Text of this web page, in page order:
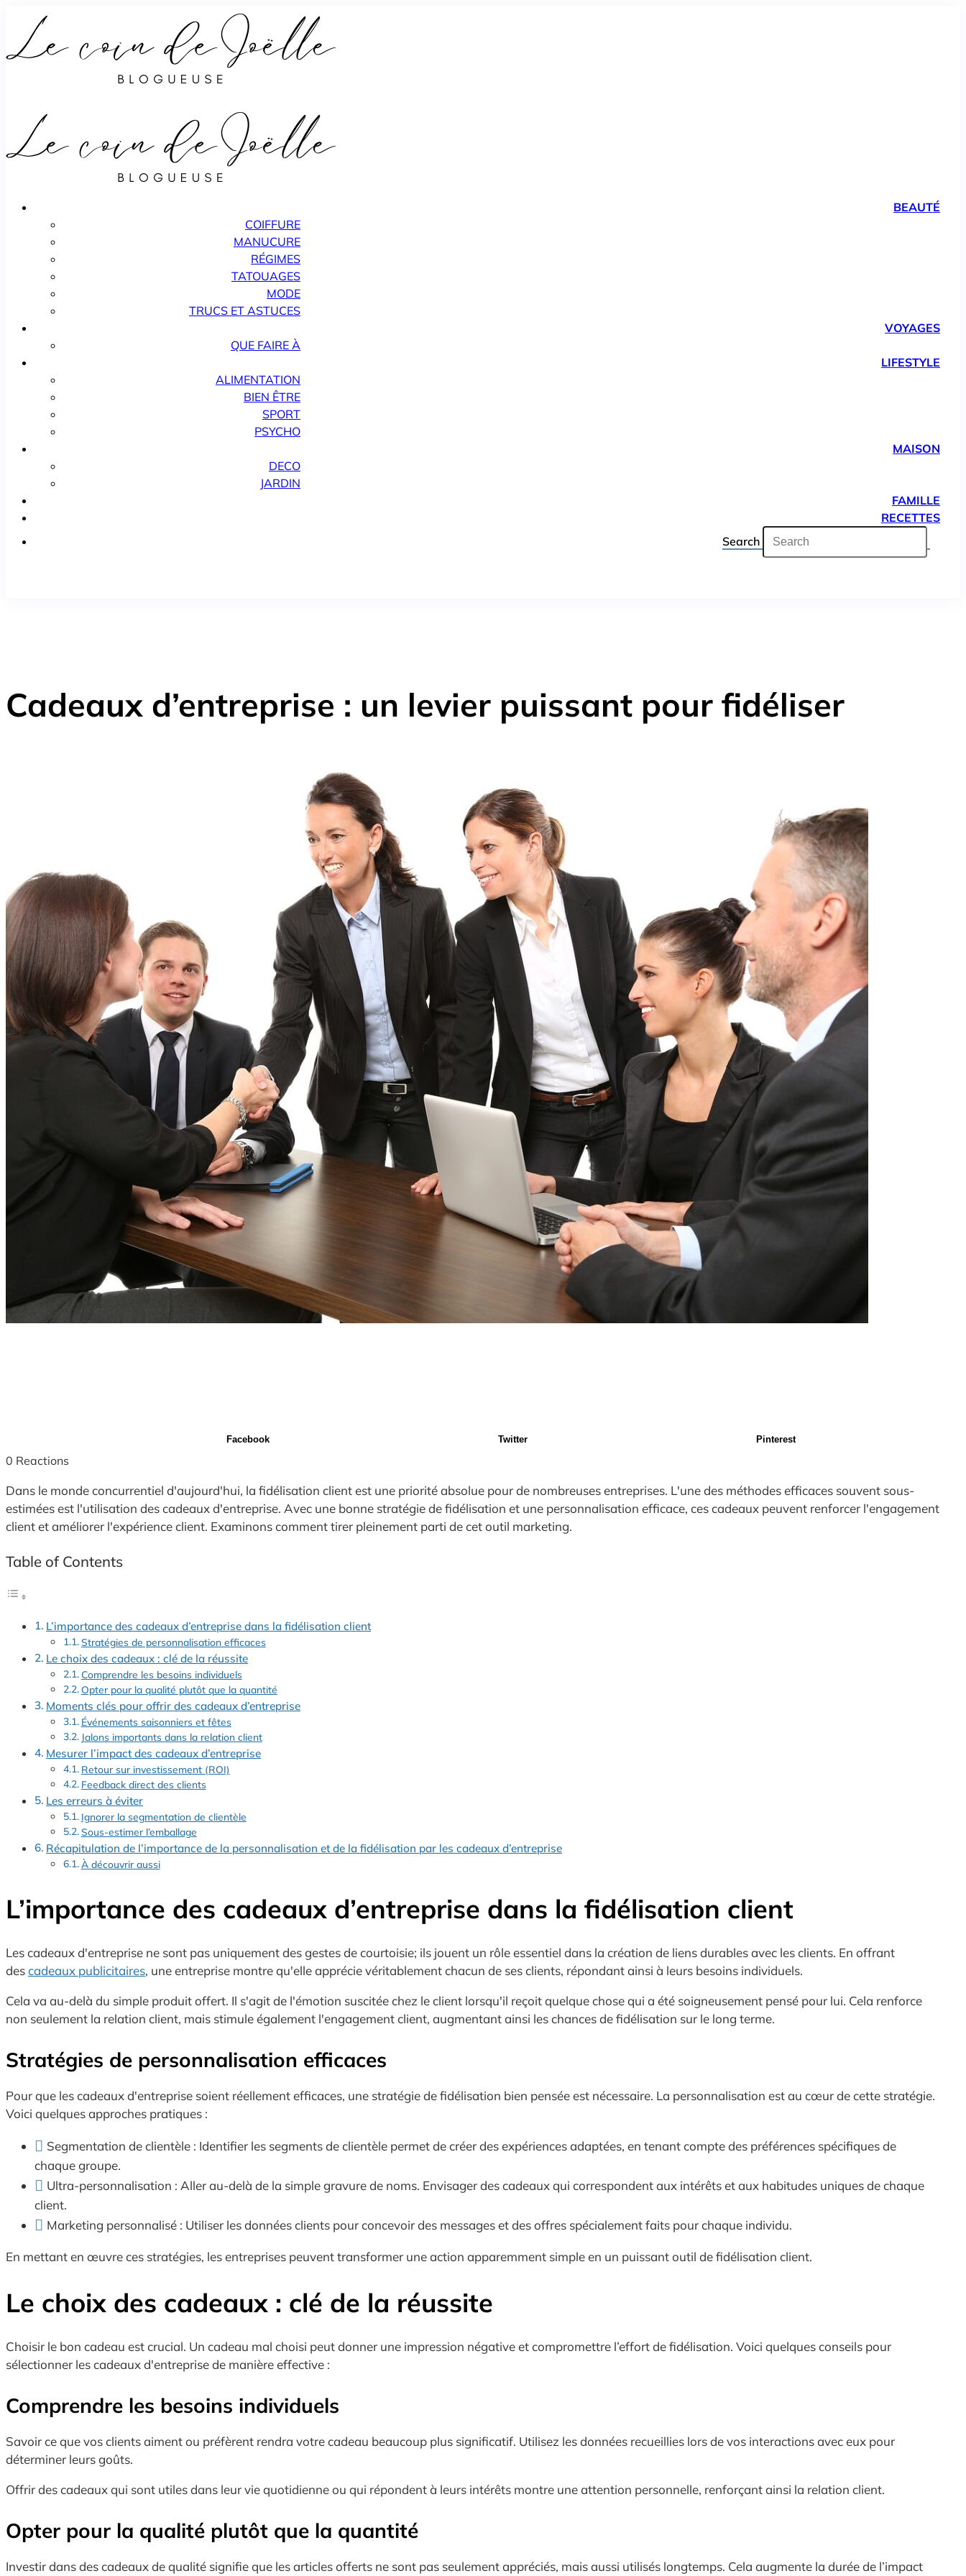
BEAUTÉ
COIFFURE
MANUCURE
RÉGIMES
TATOUAGES
MODE
TRUCS ET ASTUCES
VOYAGES
QUE FAIRE À
LIFESTYLE
ALIMENTATION
BIEN ÊTRE
SPORT
PSYCHO
MAISON
DECO
JARDIN
FAMILLE
RECETTES
Search
Cadeaux d’entreprise : un levier puissant pour fidéliser
Facebook Twitter Pinterest
0 Reactions
Dans le monde concurrentiel d'aujourd'hui, la fidélisation client est une priorité absolue pour de nombreuses entreprises. L'une des méthodes efficaces souvent sous-
estimées est l'utilisation des cadeaux d'entreprise. Avec une bonne stratégie de fidélisation et une personnalisation efficace, ces cadeaux peuvent renforcer l'engagement
client et améliorer l'expérience client. Examinons comment tirer pleinement parti de cet outil marketing.
Table of Contents
L’importance des cadeaux d’entreprise dans la fidélisation client
Stratégies de personnalisation efficaces
Le choix des cadeaux : clé de la réussite
Comprendre les besoins individuels
Opter pour la qualité plutôt que la quantité
Moments clés pour offrir des cadeaux d’entreprise
Événements saisonniers et fêtes
Jalons importants dans la relation client
Mesurer l’impact des cadeaux d’entreprise
Retour sur investissement (ROI)
Feedback direct des clients
Les erreurs à éviter
Ignorer la segmentation de clientèle
Sous-estimer l’emballage
Récapitulation de l’importance de la personnalisation et de la fidélisation par les cadeaux d’entreprise
À découvrir aussi
L’importance des cadeaux d’entreprise dans la fidélisation client
Les cadeaux d'entreprise ne sont pas uniquement des gestes de courtoisie; ils jouent un rôle essentiel dans la création de liens durables avec les clients. En offrant
descadeaux publicitaires, une entreprise montre qu'elle apprécie véritablement chacun de ses clients, répondant ainsi à leurs besoins individuels.
Cela va au-delà du simple produit offert. Il s'agit de l'émotion suscitée chez le client lorsqu'il reçoit quelque chose qui a été soigneusement pensé pour lui. Cela renforce
non seulement la relation client, mais stimule également l'engagement client, augmentant ainsi les chances de fidélisation sur le long terme.
Stratégies de personnalisation efficaces
Pour que les cadeaux d'entreprise soient réellement efficaces, une stratégie de fidélisation bien pensée est nécessaire. La personnalisation est au cœur de cette stratégie.
Voici quelques approches pratiques :
Segmentation de clientèle : Identifier les segments de clientèle permet de créer des expériences adaptées, en tenant compte des préférences spécifiques de
chaque groupe.
Ultra-personnalisation : Aller au-delà de la simple gravure de noms. Envisager des cadeaux qui correspondent aux intérêts et aux habitudes uniques de chaque
client.
Marketing personnalisé : Utiliser les données clients pour concevoir des messages et des offres spécialement faits pour chaque individu.
En mettant en œuvre ces stratégies, les entreprises peuvent transformer une action apparemment simple en un puissant outil de fidélisation client.
Le choix des cadeaux : clé de la réussite
Choisir le bon cadeau est crucial. Un cadeau mal choisi peut donner une impression négative et compromettre l’effort de fidélisation. Voici quelques conseils pour
sélectionner les cadeaux d'entreprise de manière effective :
Comprendre les besoins individuels
Savoir ce que vos clients aiment ou préfèrent rendra votre cadeau beaucoup plus significatif. Utilisez les données recueillies lors de vos interactions avec eux pour
déterminer leurs goûts.
Offrir des cadeaux qui sont utiles dans leur vie quotidienne ou qui répondent à leurs intérêts montre une attention personnelle, renforçant ainsi la relation client.
Opter pour la qualité plutôt que la quantité
Investir dans des cadeaux de qualité signifie que les articles offerts ne sont pas seulement appréciés, mais aussi utilisés longtemps. Cela augmente la durée de l’impact